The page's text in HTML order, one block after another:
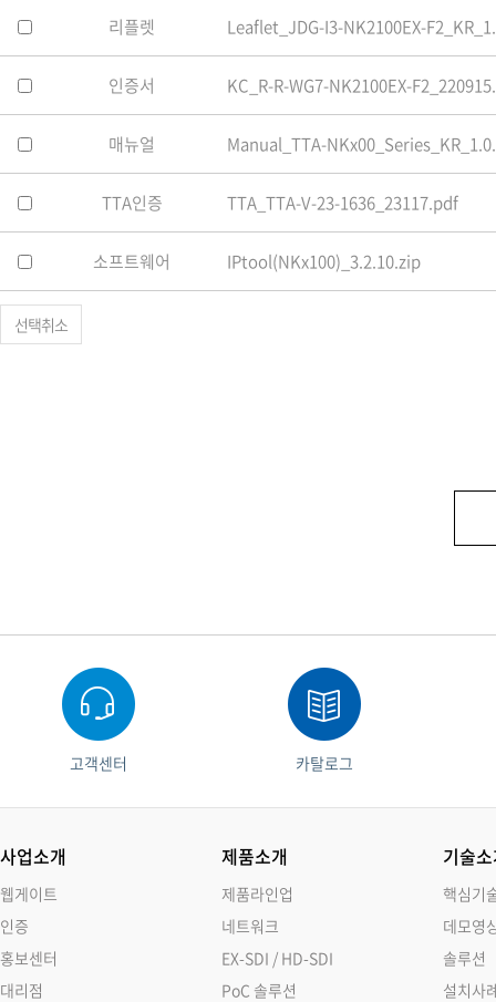
TTA인증
카메라
리플렛 Leaflet_JDG-I3-NK2100EX-
인증서 KC_R-R-WG7-NK2100EX-
매뉴얼 Manual_TTA-
TTA인증 TTA_TTA-V-23-1636_23117.pdf
소프트웨어 IPtool(NKx100)_3.2.10.zip
선택취소
고객센터 카탈로그
사업소개
웹게이트
인증
홍보센터
대리점
제품소개
제품라인업
네트워크
EX-SDI / HD-SDI
PoC 솔루션
기술
핵심기
데모영
솔루션
설치사